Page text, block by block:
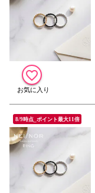
8/9時点_ポイント最大11倍